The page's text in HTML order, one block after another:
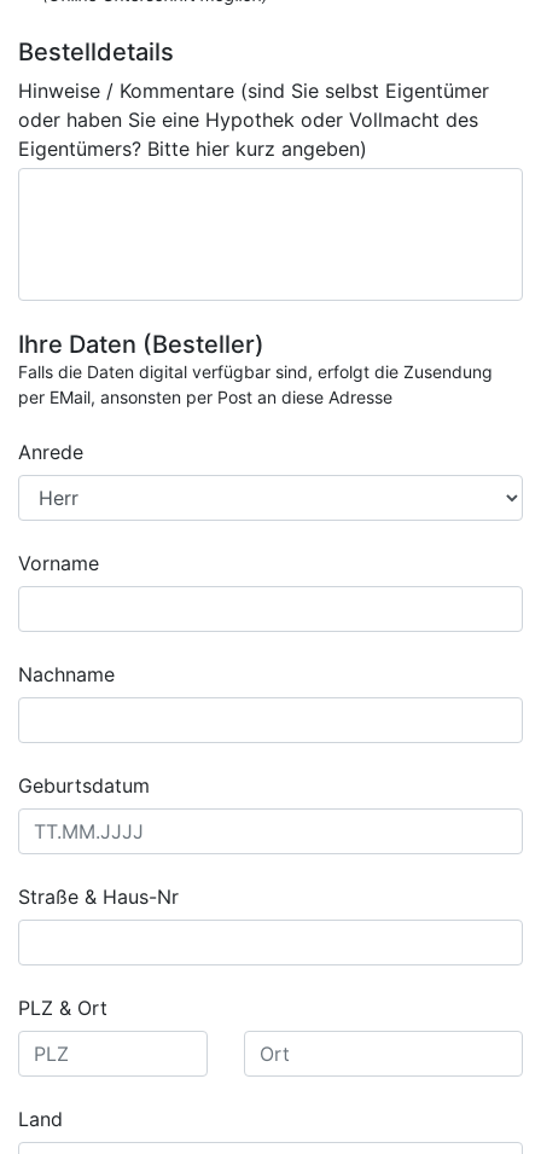
Bestelldetails
Hinweise / Kommentare (sind Sie selbst Eigentümer
oder haben Sie eine Hypothek oder Vollmacht des
Eigentümers? Bitte hier kurz angeben)
Ihre Daten (Besteller)
Falls die Daten digital verfügbar sind, erfolgt die Zusendung
per EMail, ansonsten per Post an diese Adresse
Anrede
Vorname
Nachname
Geburtsdatum
Straße & Haus-Nr
PLZ & Ort
Land